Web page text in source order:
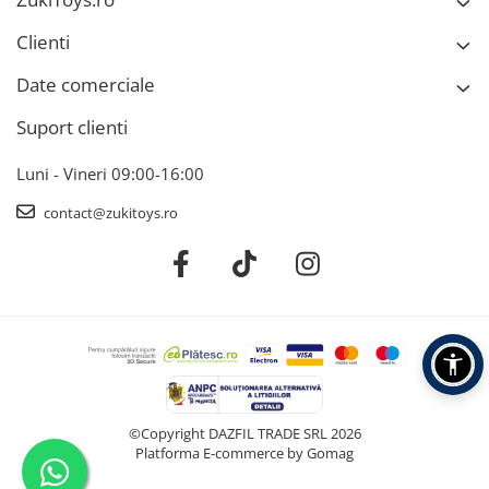
Clienti
Date comerciale
Suport clienti
Luni - Vineri 09:00-16:00
contact@zukitoys.ro
©Copyright DAZFIL TRADE SRL 2026
Platforma E-commerce by Gomag